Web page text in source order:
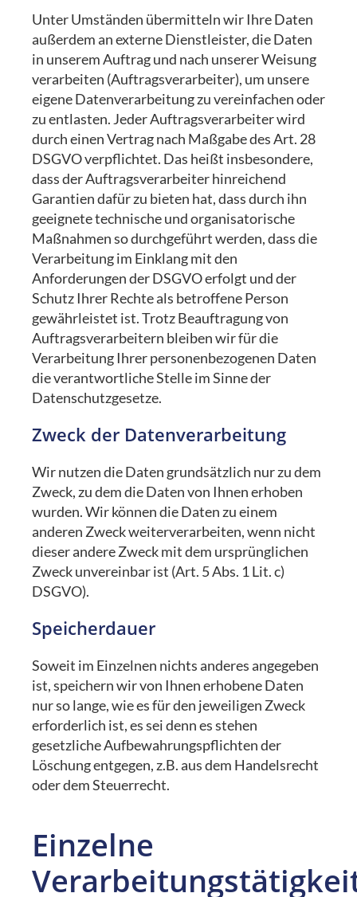
Unter Umständen übermitteln wir Ihre Daten
außerdem an externe Dienstleister, die Daten
in unserem Auftrag und nach unserer Weisung
verarbeiten (Auftragsverarbeiter), um unsere
eigene Datenverarbeitung zu vereinfachen oder
zu entlasten. Jeder Auftragsverarbeiter wird
durch einen Vertrag nach Maßgabe des Art. 28
DSGVO verpflichtet. Das heißt insbesondere,
dass der Auftragsverarbeiter hinreichend
Garantien dafür zu bieten hat, dass durch ihn
geeignete technische und organisatorische
Maßnahmen so durchgeführt werden, dass die
Verarbeitung im Einklang mit den
Anforderungen der DSGVO erfolgt und der
Schutz Ihrer Rechte als betroffene Person
gewährleistet ist. Trotz Beauftragung von
Auftragsverarbeitern bleiben wir für die
Verarbeitung Ihrer personenbezogenen Daten
die verantwortliche Stelle im Sinne der
Datenschutzgesetze.
Zweck der Datenverarbeitung
Wir nutzen die Daten grundsätzlich nur zu dem
Zweck, zu dem die Daten von Ihnen erhoben
wurden. Wir können die Daten zu einem
anderen Zweck weiterverarbeiten, wenn nicht
dieser andere Zweck mit dem ursprünglichen
Zweck unvereinbar ist (Art. 5 Abs. 1 Lit. c)
DSGVO).
Speicherdauer
Soweit im Einzelnen nichts anderes angegeben
ist, speichern wir von Ihnen erhobene Daten
nur so lange, wie es für den jeweiligen Zweck
erforderlich ist, es sei denn es stehen
gesetzliche Aufbewahrungspflichten der
Löschung entgegen, z.B. aus dem Handelsrecht
oder dem Steuerrecht.
Einzelne